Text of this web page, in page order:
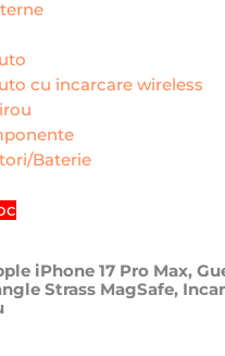
cu incarcare wireless
Baterie
iPhone 17 Pro Max,
Strass MagSafe,